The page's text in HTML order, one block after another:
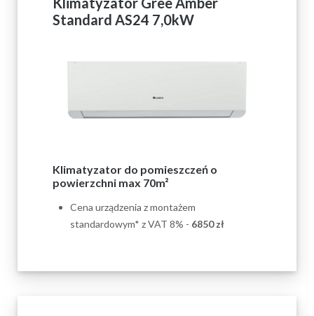
Standard AS24 7,0kW
Klimatyzator do pomieszczeń o
powierzchni max 70m²
Cena urządzenia z montażem
standardowym* z VAT 8% - 6850 zł